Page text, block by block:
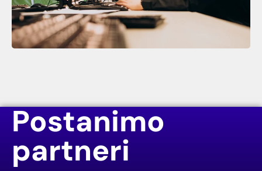
Postanimo
partneri